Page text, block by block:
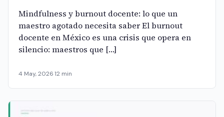
Mindfulness y burnout docente: lo que un
maestro agotado necesita saber El burnout
docente en México es una crisis que opera en
silencio: maestros que […]
4 May, 202612 min